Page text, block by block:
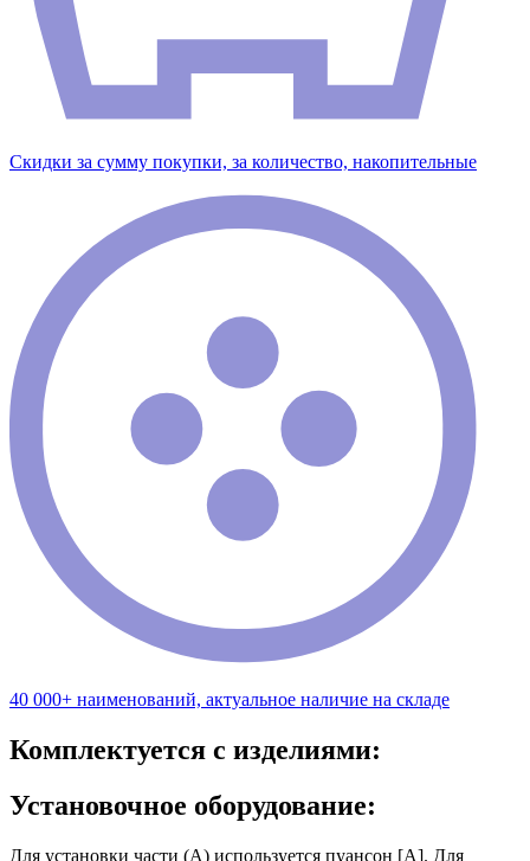
Скидки за сумму покупки, за количество, накопительные
40 000+ наименований, актуальное наличие на складе
Комплектуется с изделиями:
Установочное оборудование:
Для установки части (А) используется пуансон [А]. Для